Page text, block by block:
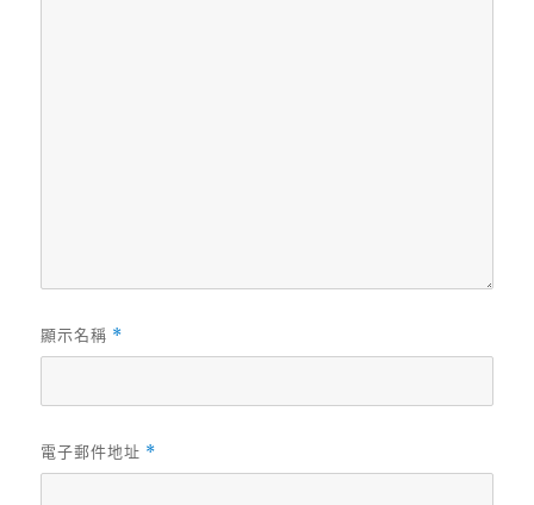
顯示名稱 *
電子郵件地址 *